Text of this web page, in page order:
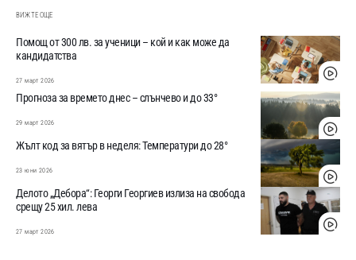
ВИЖТЕ ОЩЕ
Помощ от 300 лв. за ученици – кой и как може да
кандидатства
27 март 2026
Прогноза за времето днес – слънчево и до 33°
29 март 2026
Жълт код за вятър в неделя: Температури до 28°
23 юни 2026
Делото „Дебора“: Георги Георгиев излиза на свобода
срещу 25 хил. лева
27 март 2026